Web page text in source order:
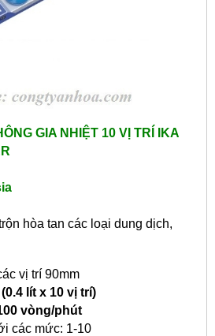
GIA NHIỆT 10 VỊ TRÍ IKA
hòa tan các loại dung dịch,
vị trí 90mm
lít x 10 vị trí)
vòng/phút
các mức: 1-10